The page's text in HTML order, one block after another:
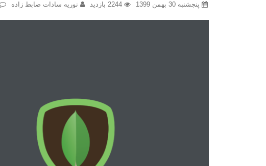
پنجشنبه 30 بهمن 1399 نوریه سادات ضابط زاده